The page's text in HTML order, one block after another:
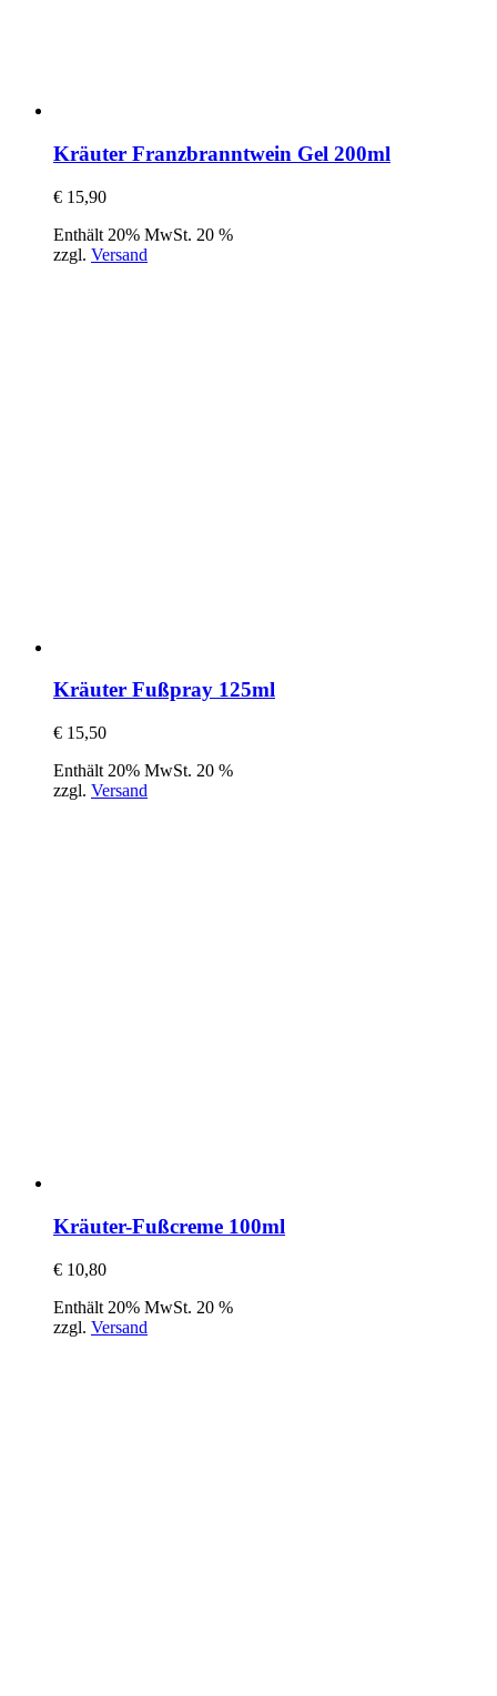
Kräuter Franzbranntwein Gel 200ml
€ 15,90
Enthält 20% MwSt. 20 %
zzgl. Versand
Kräuter Fußpray 125ml
€ 15,50
Enthält 20% MwSt. 20 %
zzgl. Versand
Kräuter-Fußcreme 100ml
€ 10,80
Enthält 20% MwSt. 20 %
zzgl. Versand